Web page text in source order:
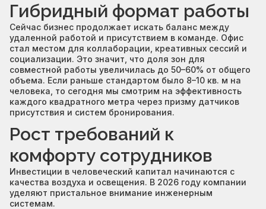
Гибридный формат работы
Сейчас бизнес продолжает искать баланс между
удаленной работой и присутствием в команде. Офис
стал местом для коллаборации, креативных сессий и
социализации. Это значит, что доля зон для
совместной работы увеличилась до 50–60% от общего
объема. Если раньше стандартом было 8–10 кв. м на
человека, то сегодня мы смотрим на эффективность
каждого квадратного метра через призму датчиков
присутствия и систем бронирования.
Рост требований к
комфорту сотрудников
Инвестиции в человеческий капитал начинаются с
качества воздуха и освещения. В 2026 году компании
уделяют пристальное внимание инженерным
системам.